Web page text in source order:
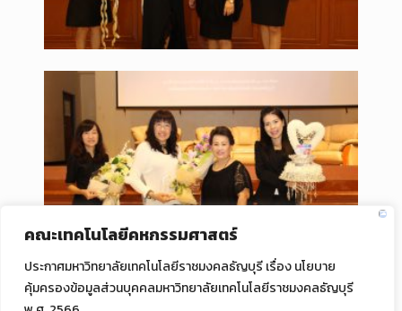
คณะเทคโนโลยีคหกรรมศาสตร์
ประกาศมหาวิทยาลัยเทคโนโลยีราชมงคลธัญบุรี เรื่อง นโยบาย
คุ้มครองข้อมูลส่วนบุคคลมหาวิทยาลัยเทคโนโลยีราชมงคลธัญบุรี